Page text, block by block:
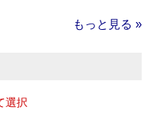
もっと見る »
選択